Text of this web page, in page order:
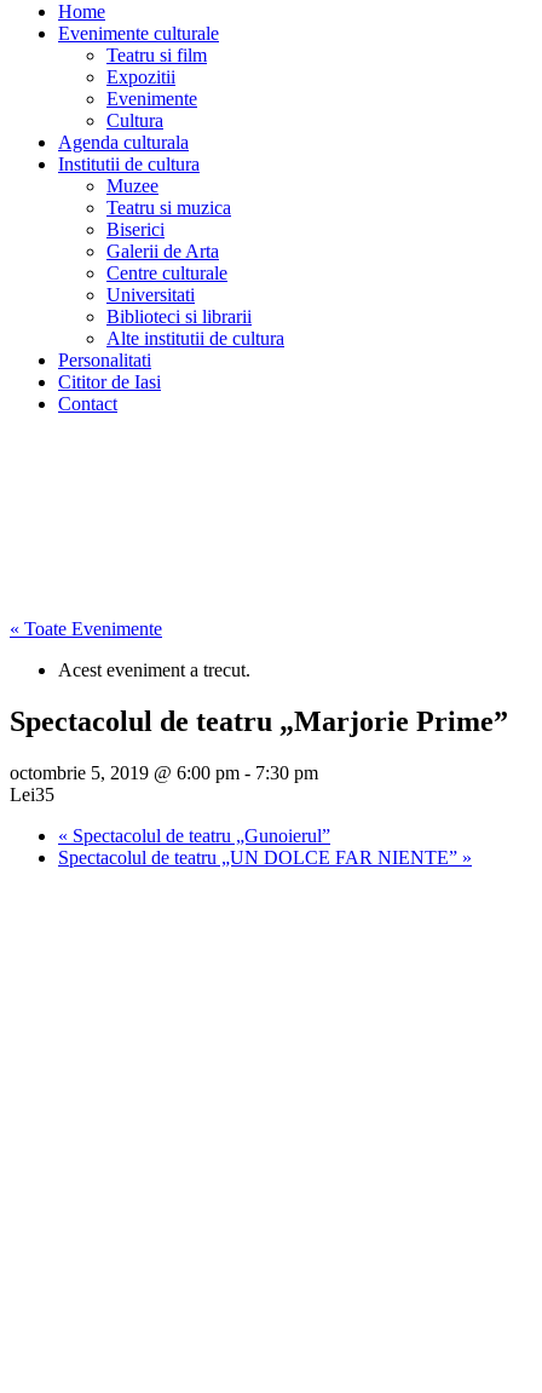
Home
Evenimente culturale
Teatru si film
Expozitii
Evenimente
Cultura
Agenda culturala
Institutii de cultura
Muzee
Teatru si muzica
Biserici
Galerii de Arta
Centre culturale
Universitati
Biblioteci si librarii
Alte institutii de cultura
Personalitati
Cititor de Iasi
Contact
« Toate Evenimente
Acest eveniment a trecut.
Spectacolul de teatru „Marjorie Prime”
octombrie 5, 2019 @ 6:00 pm - 7:30 pm
Lei35
« Spectacolul de teatru „Gunoierul”
Spectacolul de teatru „UN DOLCE FAR NIENTE” »